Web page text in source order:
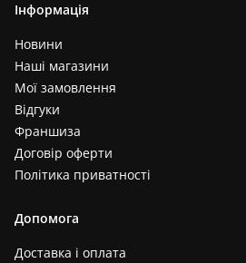
Інформація
Новини
Наші магазини
Мої замовлення
Відгуки
Франшиза
Договір оферти
Політика приватності
Допомога
Доставка і оплата